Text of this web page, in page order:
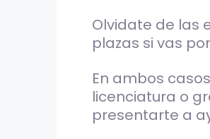
Olvidate de las
plazas si vas
En ambos casos
licenciatura o
presentarte a